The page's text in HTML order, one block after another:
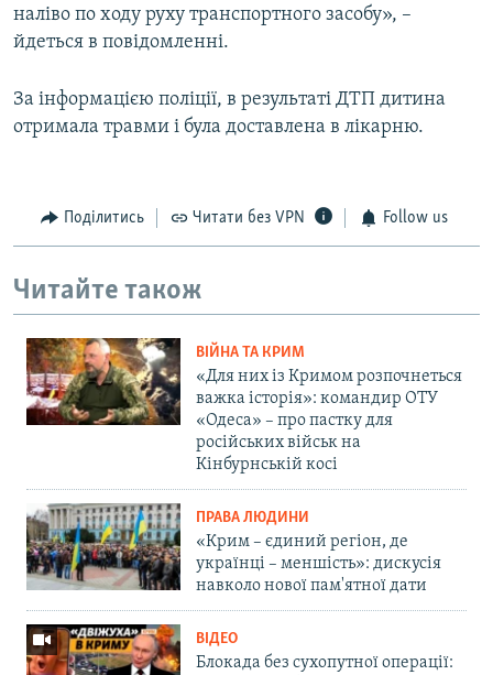
наліво по ходу руху транспортного засобу», –
йдеться в повідомленні.
За інформацією поліції, в результаті ДТП дитина
отримала травми і була доставлена в лікарню.
Поділитись Читати без VPN Follow us
Читайте також
ВІЙНА ТА КРИМ
«Для них із Кримом розпочнеться
важка історія»: командир ОТУ
«Одеса» – про пастку для
російських військ на
Кінбурнській косі
ПРАВА ЛЮДИНИ
«Крим – єдиний регіон, де
українці – меншість»: дискусія
навколо нової пам'ятної дати
ВІДЕО
Блокада без сухопутної операції: